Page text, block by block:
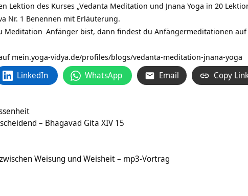
Lektion des Kurses „Vedanta Meditation und Jnana Yoga in 20
Nr. 1 Benennen mit Erläuterung.
Meditation Anfänger bist, dann findest du Anfängermeditationen auf
mein.yoga-vidya.de/profiles/blogs/vedanta-meditation-jnana-yoga
LinkedIn WhatsApp Email Copy
– Bhagavad Gita XIV 15
Weisung und Weisheit – mp3-Vortrag